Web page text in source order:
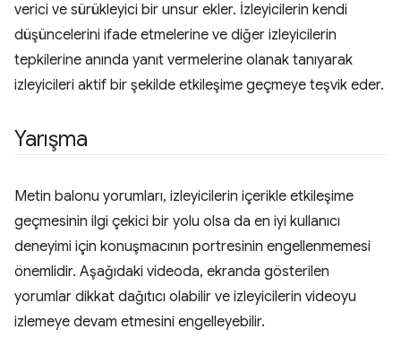
verici ve sürükleyici bir unsur ekler. İzleyicilerin kendi
düşüncelerini ifade etmelerine ve diğer izleyicilerin
tepkilerine anında yanıt vermelerine olanak tanıyarak
izleyicileri aktif bir şekilde etkileşime geçmeye teşvik eder.
Yarışma
Metin balonu yorumları, izleyicilerin içerikle etkileşime
geçmesinin ilgi çekici bir yolu olsa da en iyi kullanıcı
deneyimi için konuşmacının portresinin engellenmemesi
önemlidir. Aşağıdaki videoda, ekranda gösterilen
yorumlar dikkat dağıtıcı olabilir ve izleyicilerin videoyu
izlemeye devam etmesini engelleyebilir.